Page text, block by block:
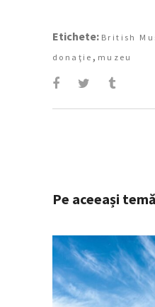
Etichete: British
donaţie , muzeu
Pe aceeași temă